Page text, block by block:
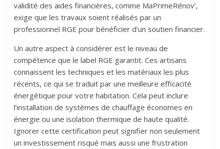
validité des aides financières, comme MaPrimeRénov’,
exige que les travaux soient réalisés par un
professionnel RGE pour bénéficier d’un soutien financier.
Un autre aspect à considérer est le niveau de
compétence que le label RGE garantit. Ces artisans
connaissent les techniques et les matériaux les plus
récents, ce qui se traduit par une meilleure efficacité
énergétique pour votre habitation. Cela peut inclure
l’installation de systèmes de chauffage économes en
énergie ou une isolation thermique de haute qualité.
Ignorer cette certification peut signifier non seulement
un investissement risqué mais aussi une frustration